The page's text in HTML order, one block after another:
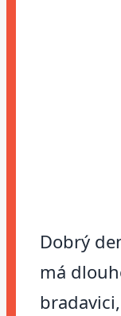
Dobrý
má